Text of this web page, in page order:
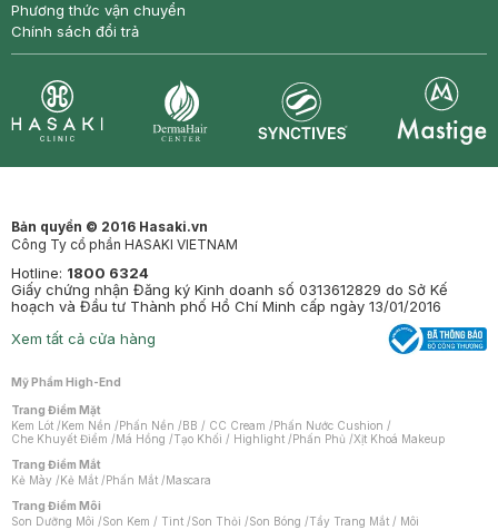
Phương thức vận chuyển
Chính sách đổi trả
Bản quyền © 2016 Hasaki.vn
Công Ty cổ phần HASAKI VIETNAM
Hotline: 1800 6324
Giấy chứng nhận Đăng ký Kinh doanh số 0313612829 do Sở Kế
hoạch và Đầu tư Thành phố Hồ Chí Minh cấp ngày 13/01/2016
Xem tất cả cửa hàng
Mỹ Phẩm High-End
Trang Điểm Mặt
Kem Lót /Kem Nền /Phấn Nền /BB / CC Cream /Phấn Nước Cushion /
Che Khuyết Điểm /Má Hồng /Tạo Khối / Highlight /Phấn Phủ /Xịt Khoá Makeup
Trang Điểm Mắt
Kẻ Mày /Kẻ Mắt /Phấn Mắt /Mascara
Trang Điểm Môi
Son Dưỡng Môi /Son Kem / Tint /Son Thỏi /Son Bóng /Tẩy Trang Mắt / Môi